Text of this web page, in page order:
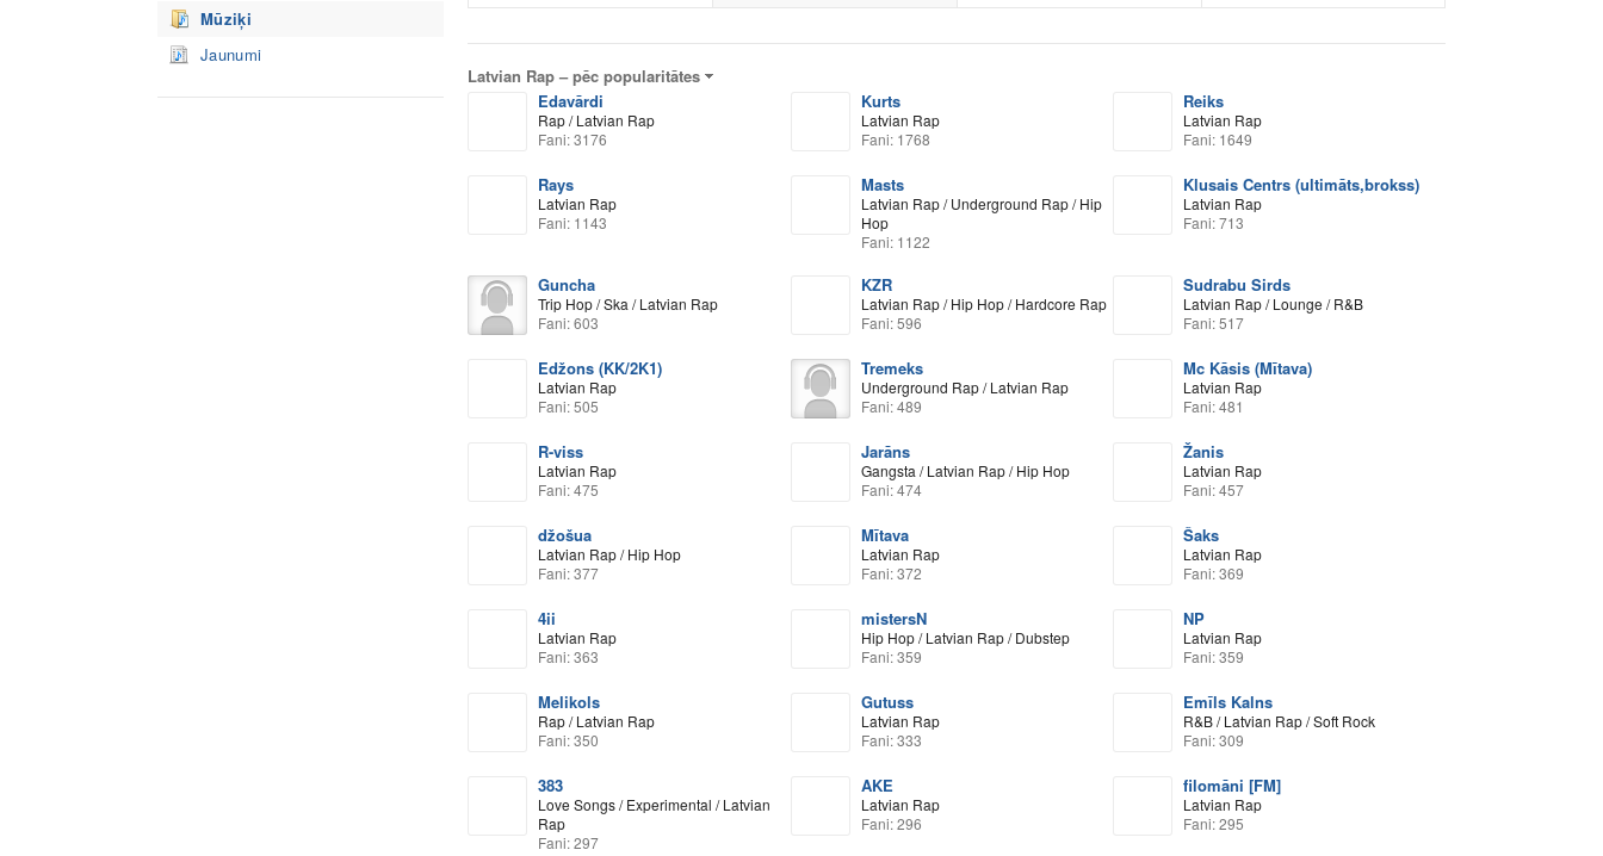
Mūziķi
Jaunumi
Latvian Rap –pēc popularitātes
Edavārdi
Rap / Latvian Rap
Fani: 3176
Kurts
Latvian Rap
Fani: 1768
Reiks
Latvian Rap
Fani: 1649
Rays
Latvian Rap
Fani: 1143
Masts
Latvian Rap / Underground Rap / Hip
Hop
Fani: 1122
Klusais Centrs (ultimāts,brokss)
Latvian Rap
Fani: 713
Guncha
Trip Hop / Ska / Latvian Rap
Fani: 603
KZR
Latvian Rap / Hip Hop / Hardcore Rap
Fani: 596
Sudrabu Sirds
Latvian Rap / Lounge / R&B
Fani: 517
Edžons (KK/2K1)
Latvian Rap
Fani: 505
Tremeks
Underground Rap / Latvian Rap
Fani: 489
Mc Kāsis (Mītava)
Latvian Rap
Fani: 481
R-viss
Latvian Rap
Fani: 475
Jarāns
Gangsta / Latvian Rap / Hip Hop
Fani: 474
Žanis
Latvian Rap
Fani: 457
džošua
Latvian Rap / Hip Hop
Fani: 377
Mītava
Latvian Rap
Fani: 372
Šaks
Latvian Rap
Fani: 369
4ii
Latvian Rap
Fani: 363
mistersN
Hip Hop / Latvian Rap / Dubstep
Fani: 359
NP
Latvian Rap
Fani: 359
Melikols
Rap / Latvian Rap
Fani: 350
Gutuss
Latvian Rap
Fani: 333
Emīls Kalns
R&B / Latvian Rap / Soft Rock
Fani: 309
383
Love Songs / Experimental / Latvian
Rap
Fani: 297
AKE
Latvian Rap
Fani: 296
filomāni [FM]
Latvian Rap
Fani: 295